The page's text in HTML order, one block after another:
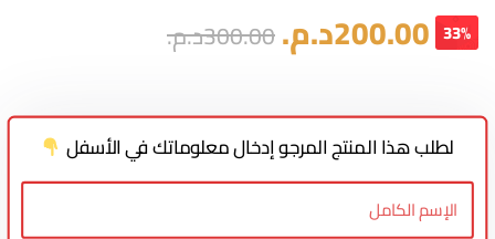
200.00د.م.300.00د.م. 33%
لطلب هذا المنتج المرجو إدخال معلوماتك في الأسفل